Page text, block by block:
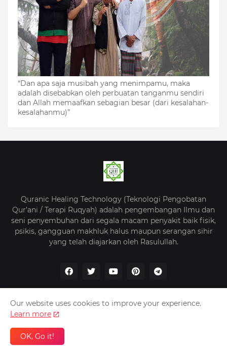
“Dan apa saja musibah yang menimpamu, maka
adalah disebabkan oleh perbuatan tanganmu sendiri
dan Allah memaafkan sebagian besar (dari kesalahan-
kesalahanmu)”
Quranic Healing Technology (Teknologi Pengobatan
Qur’ani / Terapi Ruqyah) adalah pengembangan Ilmu dan
seni penyembuhan dari segala macam penyakit baik fisik,
psikis, gangguan makhluk halus maupun serangan sihir
yang telah diajarkan oleh Rasulullah.
Beranda Tentang Kami
Our website uses cookies to improve your experience.
Learn more
OK, Go it!